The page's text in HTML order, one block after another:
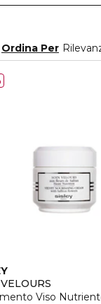
Ordina Per
Viso